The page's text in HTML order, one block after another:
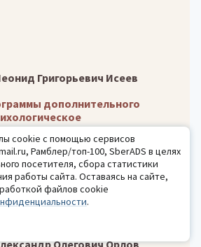
Григорьевич Исеев
дополнительного
теория и практика»
Олегович Орлов
cookie с помощью сервисов
Рамблер/топ-100, SberADS в целях
посетителя, сбора статистики
работы сайта. Оставаясь на сайте,
файлов cookie
.